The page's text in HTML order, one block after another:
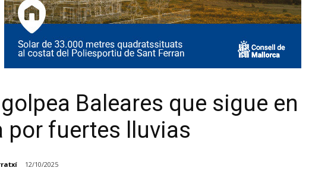
Baleares que sigue en
por fuertes lluvias
12/10/2025